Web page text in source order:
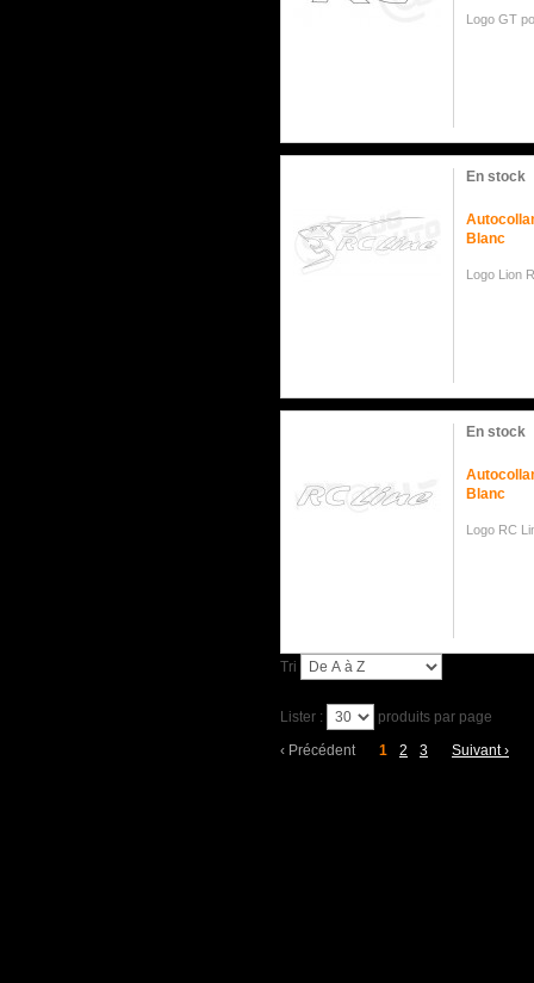
Logo GT
En stock
Blanc
Logo Lion
En stock
Blanc
Logo RC
Tri
Lister :
produits par page
‹ Précédent 1 2 3 Suivant›